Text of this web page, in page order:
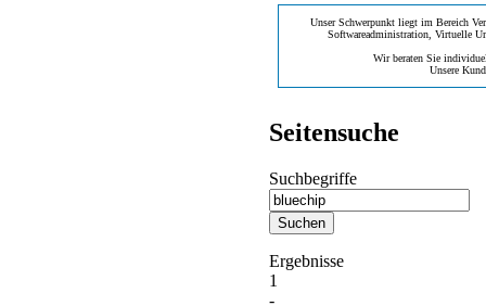
Unser Schwerpunkt liegt im Bereich
Softwareadministration, Virtuelle
Wir beraten Sie
Unsere
Seitensuche
Suchbegriffe
Suchen
Ergebnisse
1
-